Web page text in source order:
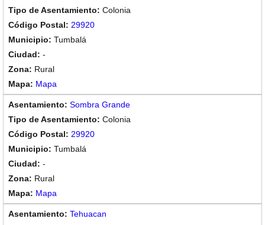
Colonia
29920
Tumbalá
-
Rural
Mapa
Sombra Grande
Colonia
29920
Tumbalá
-
Rural
Mapa
Tehuacan